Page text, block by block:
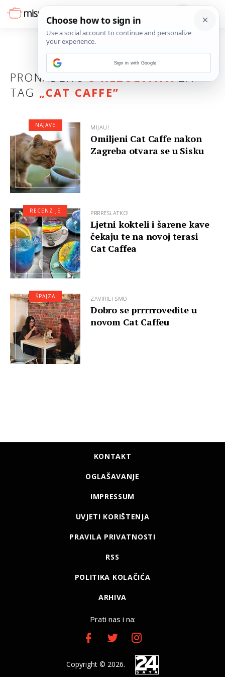
PRONAĐENO3 REZULTATAZA
TAG „CAT CAFFE”
MIJAU!
Omiljeni Cat Caffe nakon
Zagreba otvara se u Sisku
NAJAVE
PRRRESLATKO!
Ljetni kokteli i šarene kave
čekaju te na novoj terasi
Cat Caffea
RECENZIJE
ZAVIRILI SMO
Dobro se prrrrrovedite u
novom Cat Caffeu
ŠPAJZA
KONTAKT
OGLAŠAVANJE
IMPRESSUM
UVJETI KORIŠTENJA
PRAVILA PRIVATNOSTI
RSS
POLITIKA KOLAČIĆA
ARHIVA
Prati nas i na:
Copyright © 2026.
Sign in with Google